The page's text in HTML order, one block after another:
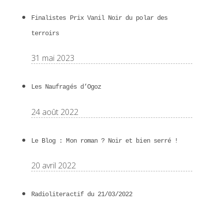
Finalistes Prix Vanil Noir du polar des
terroirs
31 mai 2023
Les Naufragés d’Ogoz
24 août 2022
Le Blog : Mon roman ? Noir et bien serré !
20 avril 2022
Radioliteractif du 21/03/2022